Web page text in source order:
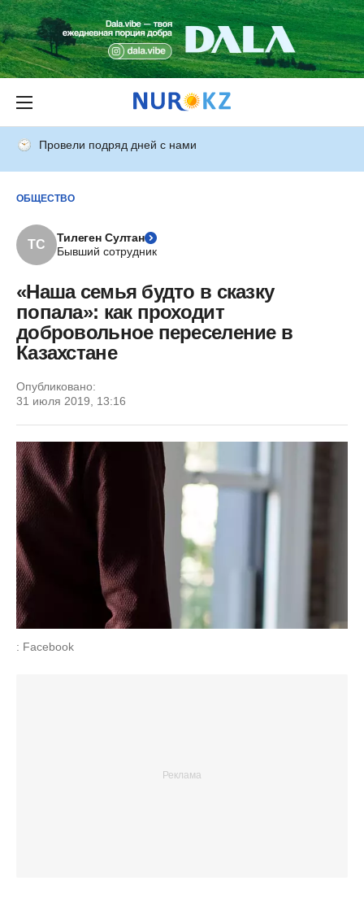
Провели подряд дней с нами
ОБЩЕСТВО
ТС
Тилеген Султан
Бывший сотрудник
«Наша семья будто в сказку
попала»: как проходит
добровольное переселение в
Казахстане
Опубликовано:
31 июля 2019, 13:16
: Facebook